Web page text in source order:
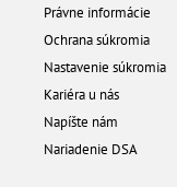
Právne informácie
Ochrana súkromia
Nastavenie súkromia
Kariéra u nás
Napíšte nám
Nariadenie DSA